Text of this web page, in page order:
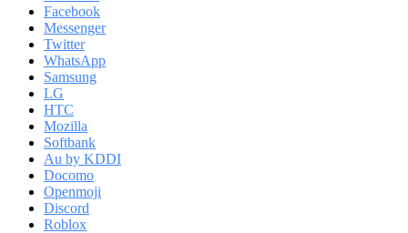
Facebook
Messenger
Twitter
WhatsApp
Samsung
LG
HTC
Mozilla
Softbank
Au by KDDI
Docomo
Openmoji
Discord
Roblox